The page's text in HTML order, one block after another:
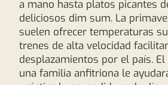
a mano hasta platos picantes
deliciosos dim sum. La
suelen ofrecer temperaturas
trenes de alta velocidad
desplazamientos por el país.
una familia anfitriona le